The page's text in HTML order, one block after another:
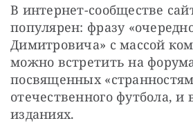
В интернет-сообществе
популярен: фразу
Димитровича» с массой
можно встретить на
посвященных
отечественного футбола,
изданиях.